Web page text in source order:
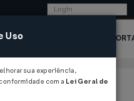
COMÉRCIO EXTERIOR
Uso
sua experiência,
com a Lei Geral de